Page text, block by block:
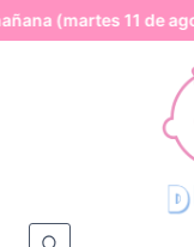
(martes 11 de agosto)